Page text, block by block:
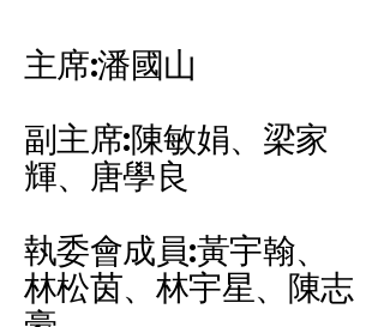
主席:潘國山
副主席:陳敏娟、梁家
輝、唐學良
執委會成員:黃宇翰、
林松茵、林宇星、陳志